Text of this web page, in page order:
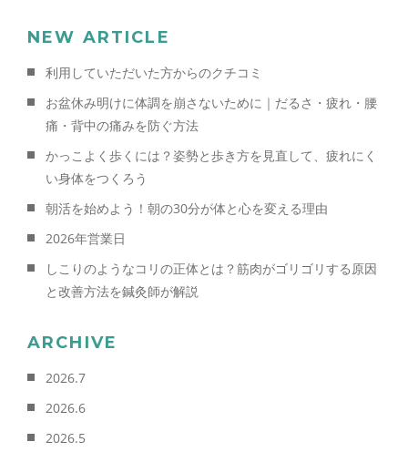
NEW ARTICLE
利用していただいた方からのクチコミ
お盆休み明けに体調を崩さないために｜だるさ・疲れ・腰
痛・背中の痛みを防ぐ方法
かっこよく歩くには？姿勢と歩き方を見直して、疲れにく
い身体をつくろう
朝活を始めよう！朝の30分が体と心を変える理由
2026年営業日
しこりのようなコリの正体とは？筋肉がゴリゴリする原因
と改善方法を鍼灸師が解説
ARCHIVE
2026.7
2026.6
2026.5